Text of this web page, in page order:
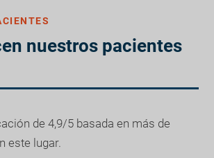
nuestros pacientes
de 4,9/5 basada en más de
este lugar.